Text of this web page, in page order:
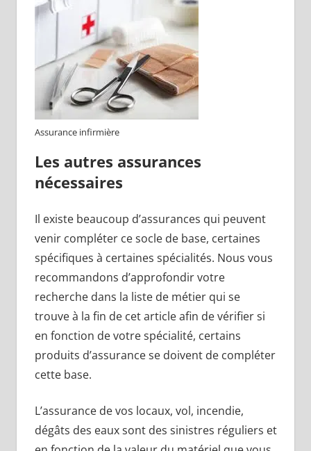
Assurance infirmière
Les autres assurances
nécessaires
Il existe beaucoup d’assurances qui peuvent
venir compléter ce socle de base, certaines
spécifiques à certaines spécialités. Nous vous
recommandons d’approfondir votre
recherche dans la liste de métier qui se
trouve à la fin de cet article afin de vérifier si
en fonction de votre spécialité, certains
produits d’assurance se doivent de compléter
cette base.
L’assurance de vos locaux, vol, incendie,
dégâts des eaux sont des sinistres réguliers et